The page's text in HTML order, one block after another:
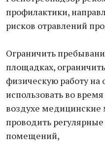
профилактики,
рисков отравлений
Ограничить
площадках,
физическую работу на
использовать во
воздухе медицинские
проводить
помещений,